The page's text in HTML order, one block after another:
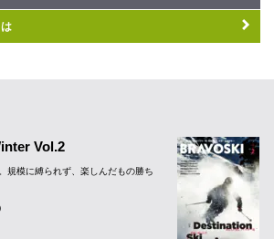
Vol.2
規模に縛られず、楽しんだもの勝ち